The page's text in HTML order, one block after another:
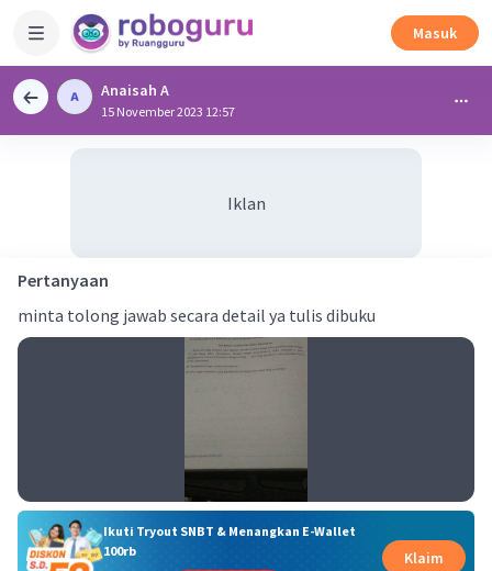
Masuk
Anaisah A
15 November 2023 12:57
Iklan
Pertanyaan
minta tolong jawab secara detail ya tulis dibuku
Ikuti Tryout SNBT & Menangkan E-Wallet
100rb
Klaim